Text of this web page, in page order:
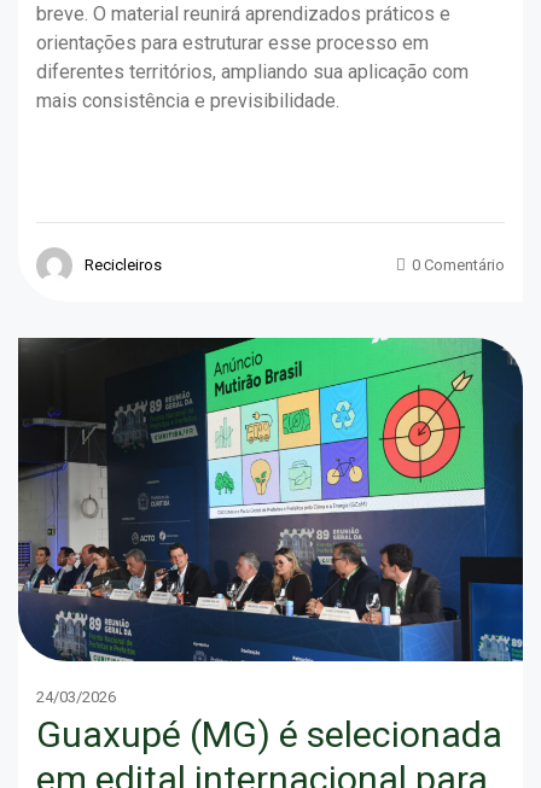
breve. O material reunirá aprendizados práticos e
orientações para estruturar esse processo em
diferentes territórios, ampliando sua aplicação com
mais consistência e previsibilidade.
Recicleiros 0 Comentário
24/03/2026
Guaxupé (MG) é selecionada
em edital internacional para